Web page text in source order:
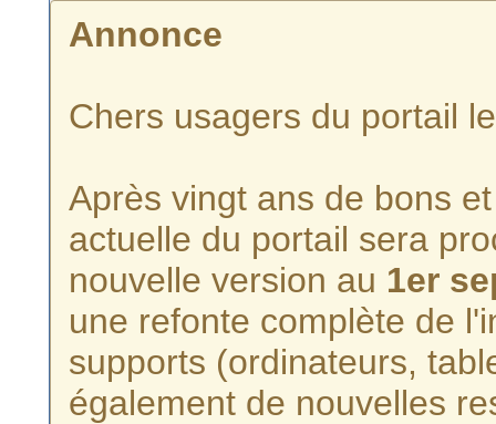
Annonce
Chers usagers du portail
Après vingt ans de bons
actuelle du portail sera
nouvelle version au 1er
une refonte complète de
supports (ordinateurs,
également de nouvelles